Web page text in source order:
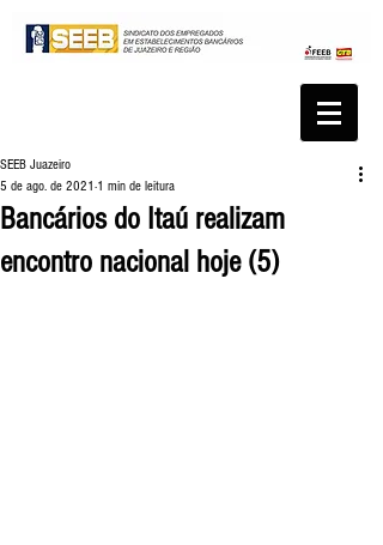
Bancários do Itaú realizam
encontro nacional hoje (5)
SEEB Juazeiro
5 de ago. de 2021 1 min de leitura